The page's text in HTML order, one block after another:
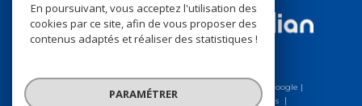
© 2026 | Tous droits réservés | Traduction powered by Google |
Nos honoraires
Plan du site Mentions légales
En poursuivant, vous acceptez l'utilisation des
cookies par ce site, afin de vous proposer des
contenus adaptés et réaliser des statistiques !
PARAMÉTRER